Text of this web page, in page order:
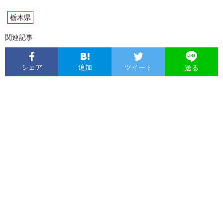
栃木県
関連記事
シェア 追加 ツイート 送る